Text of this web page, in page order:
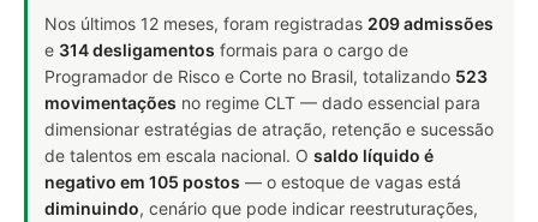
Nos últimos 12 meses, foram registradas 209 admissões
e 314 desligamentos formais para o cargo de
Programador de Risco e Corte no Brasil, totalizando 523
movimentações no regime CLT — dado essencial para
dimensionar estratégias de atração, retenção e sucessão
de talentos em escala nacional. O saldo líquido é
negativo em 105 postos — o estoque de vagas está
diminuindo, cenário que pode indicar reestruturações,